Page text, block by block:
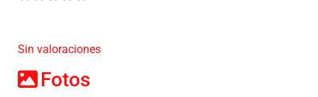
Sin valoraciones
Fotos